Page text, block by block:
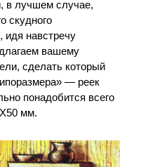
в лучшем случае,
скудного
идя навстречу
вашему
сделать который
— реек
понадобится всего
мм.